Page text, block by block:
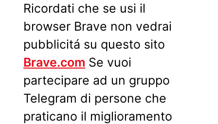
Ricordati che se usi il
browser Brave non vedrai
pubblicitá su questo sito
Brave.com Se vuoi
partecipare ad un gruppo
Telegram di persone che
praticano il miglioramento